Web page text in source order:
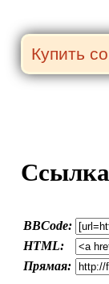
BBCode:
HTML:
Прямая: